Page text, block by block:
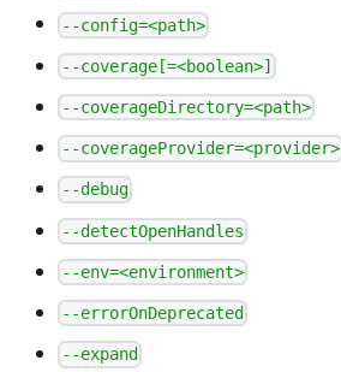
--config=<path>
--coverage[=<boolean>]
--coverageDirectory=<path>
--coverageProvider=<provider>
--debug
--detectOpenHandles
--env=<environment>
--errorOnDeprecated
--expand